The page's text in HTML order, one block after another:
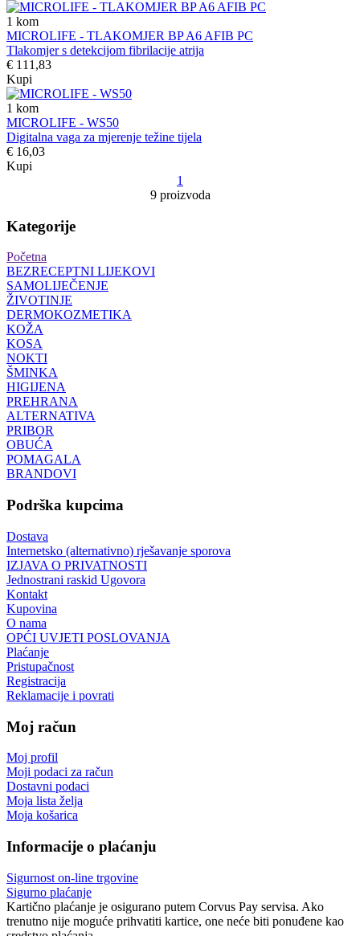
1 kom
MICROLIFE - TLAKOMJER BP A6 AFIB PC
Tlakomjer s detekcijom fibrilacije atrija
€ 111,83
Kupi
1 kom
MICROLIFE - WS50
Digitalna vaga za mjerenje težine tijela
€ 16,03
Kupi
1
9 proizvoda
Kategorije
Početna
BEZRECEPTNI LIJEKOVI
SAMOLIJEČENJE
ŽIVOTINJE
DERMOKOZMETIKA
KOŽA
KOSA
NOKTI
ŠMINKA
HIGIJENA
PREHRANA
ALTERNATIVA
PRIBOR
OBUĆA
POMAGALA
BRANDOVI
Podrška kupcima
Dostava
Internetsko (alternativno) rješavanje sporova
IZJAVA O PRIVATNOSTI
Jednostrani raskid Ugovora
Kontakt
Kupovina
O nama
OPĆI UVJETI POSLOVANJA
Plaćanje
Pristupačnost
Registracija
Reklamacije i povrati
Moj račun
Moj profil
Moji podaci za račun
Dostavni podaci
Moja lista želja
Moja košarica
Informacije o plaćanju
Sigurnost on-line trgovine
Sigurno plaćanje
Kartično plaćanje je osigurano putem Corvus Pay servisa. Ako
trenutno nije moguće prihvatiti kartice, one neće biti ponuđene kao